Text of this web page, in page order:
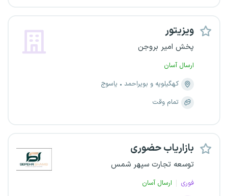
ویزیتور
پخش امیر بروجن
ارسال آسان
کهگیلویه و بویراحمد
یاسوج
تمام وقت
بازاریاب حضوری
توسعه تجارت سپهر شمس
فوری
ارسال آسان